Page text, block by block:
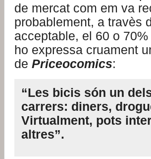
de mercat com em va
probablement, a travès
acceptable, el 60 o
ho expressa cruament
de Priceocomics:
“Les bicis són un
carrers: diners,
Virtualment, pots
altres”.